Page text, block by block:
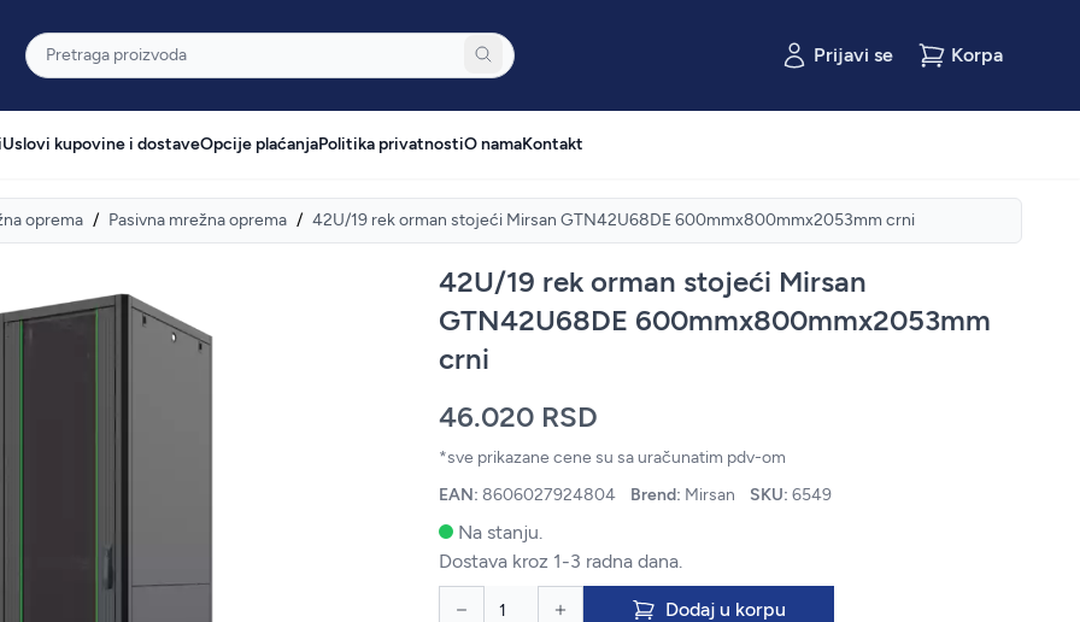
Pretraga
Prijavi se Korpa
Uslovi kupovine i dostaveOpcije plaćanjaPolitika privatnostiO namaKontakt
oprema / Pasivna mrežna oprema / 42U/19 rek orman stojeći Mirsan GTN42U68DE 600mmx800mmx2053mm crni
42U/19 rek orman stojeći Mirsan
GTN42U68DE 600mmx800mmx2053mm
crni
46.020 RSD
*sve prikazane cene su sa uračunatim pdv-om
EAN:8606027924804 Brend: Mirsan SKU:6549
Na stanju.
Dostava kroz 1-3 radna dana.
Dodaj u korpu